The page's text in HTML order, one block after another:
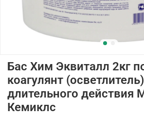
Бас Хим Эквиталл 2кг
коагулянт (осветлитель)
длительного действия
Кемиклс